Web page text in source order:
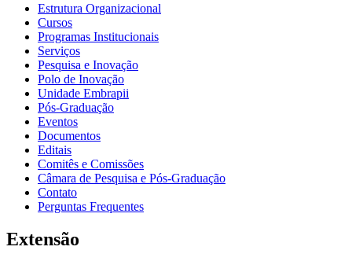
Estrutura Organizacional
Cursos
Programas Institucionais
Serviços
Pesquisa e Inovação
Polo de Inovação
Unidade Embrapii
Pós-Graduação
Eventos
Documentos
Editais
Comitês e Comissões
Câmara de Pesquisa e Pós-Graduação
Contato
Perguntas Frequentes
Extensão